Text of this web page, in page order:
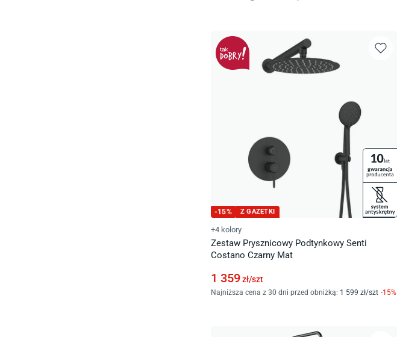
-15% Z GAZETKI
+4 kolory
Zestaw Prysznicowy Podtynkowy Senti
Costano Czarny Mat
1 359zł/szt
Najniższa cena z 30 dni przed obniżką: 1 599 zł/szt -15%